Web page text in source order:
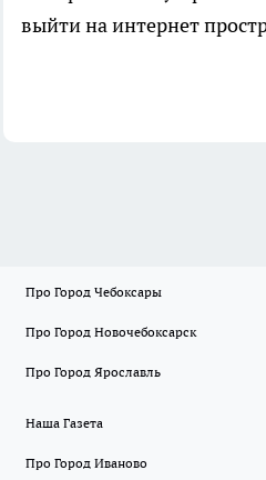
выйти на интернет
Про Город Чебоксары
Про Город Новочебоксарск
Про Город Ярославль
Наша Газета
Про Город Иваново